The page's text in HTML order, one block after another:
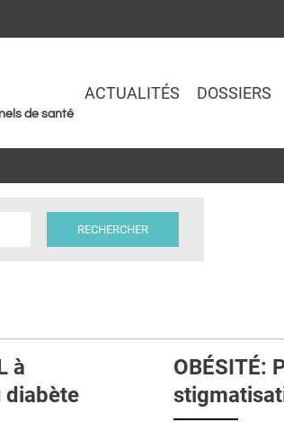
de santé
ACTUALITÉS DOSSIERS
à
diabète
OBÉSITÉ: